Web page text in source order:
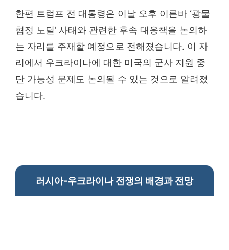
한편 트럼프 전 대통령은 이날 오후 이른바 ‘광물
협정 노딜’ 사태와 관련한 후속 대응책을 논의하
는 자리를 주재할 예정으로 전해졌습니다. 이 자
리에서 우크라이나에 대한 미국의 군사 지원 중
단 가능성 문제도 논의될 수 있는 것으로 알려졌
습니다.
러시아-우크라이나 전쟁의 배경과 전망